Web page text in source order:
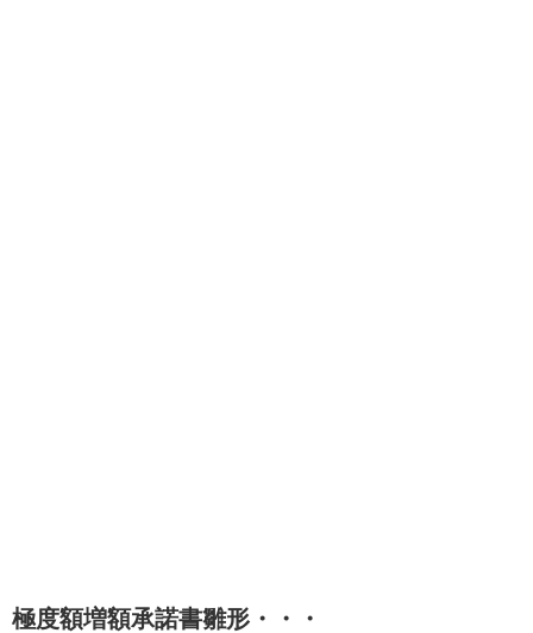
極度額増額承諾書雛形・・・